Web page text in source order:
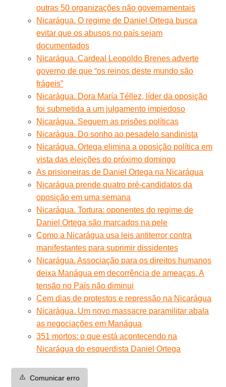
outras 50 organizações não governamentais
Nicarágua. O regime de Daniel Ortega busca
evitar que os abusos no país sejam
documentados
Nicarágua. Cardeal Leopoldo Brenes adverte
governo de que “os reinos deste mundo são
frágeis”
Nicarágua. Dora María Téllez, líder da oposição
foi submetida a um julgamento impiedoso
Nicarágua. Seguem as prisões políticas
Nicarágua. Do sonho ao pesadelo sandinista
Nicarágua. Ortega elimina a oposição política em
vista das eleições do próximo domingo
As prisioneiras de Daniel Ortega na Nicarágua
Nicarágua prende quatro pré-candidatos da
oposição em uma semana
Nicarágua. Tortura: oponentes do regime de
Daniel Ortega são marcados na pele
Como a Nicarágua usa leis antiterror contra
manifestantes para suprimir dissidentes
Nicarágua. Associação para os direitos humanos
deixa Manágua em decorrência de ameaças. A
tensão no País não diminui
Cem dias de protestos e repressão na Nicarágua
Nicarágua. Um novo massacre paramilitar abala
as negociações em Manágua
351 mortos: o que está acontecendo na
Nicarágua do esquerdista Daniel Ortega
⚠️ Comunicar erro